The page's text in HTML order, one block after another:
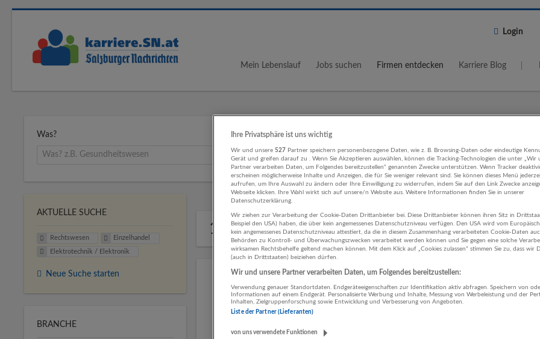
Login
Mein Lebenslauf Jobs suchen Firmen entdecken Karriere Blog
Was? Wo?
5 km
1 Rechtswesen Einzelhandel Unternehmen
Bergheim bei Salzburg
Bau | Beherbergung und Gastronomie | Einzelhandel |
Gesundheitswesen | Herstellung von Waren | IT-Dienstleistungen |
AKTUELLE SUCHE
Rechtswesen Einzelhandel
Elektrotechnik / Elektronik
Neue Suche starten
BRANCHE
Ihre Privatsphäre ist uns wichtig
Wir und unsere527 Partner speichern personenbezogene Daten, wie z. B. Browsing-Daten oder eindeutige
Gerät und greifen darauf zu . Wenn Sie Akzeptieren auswählen, können die Tracking-Technologien die unter „Wir
Partner verarbeiten Daten, um Folgendes bereitzustellen“ genannten Zwecke unterstützen. Wenn Tracker
erscheinen möglicherweise Inhalte und Anzeigen, die für Sie weniger relevant sind. Sie können dieses Menü
aufrufen, um Ihre Auswahl zu ändern oder Ihre Einwilligung zu widerrufen, indem Sie auf den Link Zwecke
Webseite klicken. Ihre Wahl wirkt sich auf unsere/n Website aus. Weitere Informationen finden Sie in unserer
Datenschutzerklärung.
Wir ziehen zur Verarbeitung der Cookie-Daten Drittanbieter bei. Diese Drittanbieter können ihren Sitz in
Beispiel den USA) haben, die über kein angemessenes Datenschutzniveau verfügen. Den USA wird vom
kein angemessenes Datenschutzniveau attestiert, da die in diesem Zusammenhang verarbeiteten Cookie-Daten
Behörden zu Kontroll- und Überwachungszwecken verarbeitet werden können und Sie gegen eine solche
wirksamen Rechtsbehelfe geltend machen können. Mit dem Klick auf „Cookies zulassen“ stimmen Sie zu, dass wir
(auch in Drittstaaten) beiziehen dürfen.
Wir und unsere Partner verarbeiten Daten, um Folgendes bereitzustellen:
Verwendung genauer Standortdaten. Endgeräteeigenschaften zur Identifikation aktiv abfragen. Speichern von
Informationen auf einem Endgerät. Personalisierte Werbung und Inhalte, Messung von Werbeleistung und der
Inhalten, Zielgruppenforschung sowie Entwicklung und Verbesserung von Angeboten.
Liste der Partner (Lieferanten)
von uns verwendete Funktionen